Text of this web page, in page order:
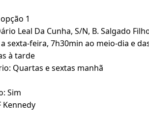
1
Leal Da Cunha, S/N, B. Salgado
sexta-feira, 7h30min ao meio-dia e
à tarde
Quartas e sextas manhã
Sim
Kennedy